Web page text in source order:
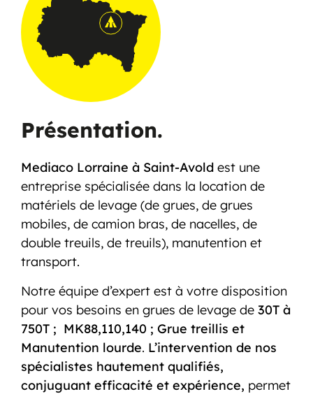
Présentation.
Mediaco Lorraine à Saint-Avold est une
entreprise spécialisée dans la location de
matériels de levage (de grues, de grues
mobiles, de camion bras, de nacelles, de
double treuils, de treuils), manutention et
transport.
Notre équipe d’expert est à votre disposition
pour vos besoins en grues de levage de 30T à
750T ; MK88,110,140 ; Grue treillis et
Manutention lourde. L’intervention de nos
spécialistes hautement qualifiés,
conjuguant efficacité et expérience, permet